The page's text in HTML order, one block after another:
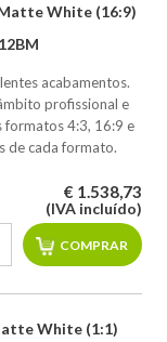
White (16:9)
acabamentos.
profissional e
formatos 4:3, 16:9 e
de cada formato.
€ 1.538,73
(IVA incluído)
White (1:1)